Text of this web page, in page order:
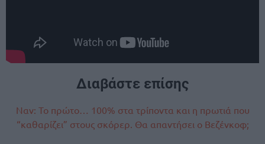
Διαβάστε επίσης
Ναν: Το πρώτο… 100% στα τρίποντα και η πρωτιά που
“καθαρίζει” στους σκόρερ. Θα απαντήσει ο Βεζένκοφ;